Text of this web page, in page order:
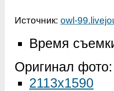
Источник: owl-
Время
Оригинал фото:
2113x1590